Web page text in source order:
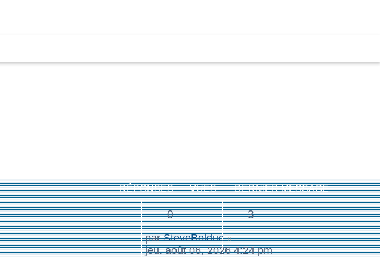
RÉPONSES VUES DERNIER MESSAGE
0 3
parSteveBolduc
jeu. août 06, 2026 4:24 pm